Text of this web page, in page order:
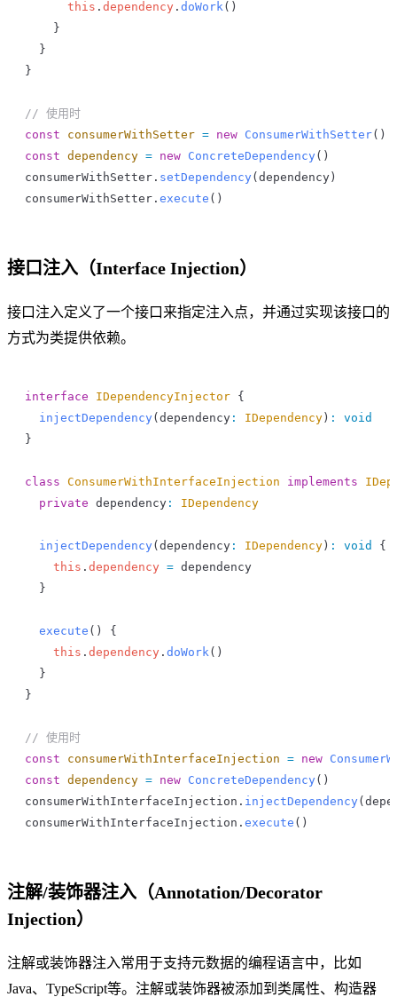
      this
. dependency . doWork ()
    }
  }
}
// 使用时
const consumerWithSetter = new ConsumerWithSetter()
const dependency = new ConcreteDependency()
consumerWithSetter . setDependency( dependency )
consumerWithSetter . execute ()
接口注入（Interface Injection）
接口注入定义了一个接口来指定注入点，并通过实现该接口的
方式为类提供依赖。
interface IDependencyInjector {
  injectDependency
( dependency : IDependency ) :
void
}
class ConsumerWithInterfaceInjection implements
  private
dependency : IDependency
  injectDependency
( dependency : IDependency ) : void
{
    this
. dependency = dependency
  }
  execute
() {
    this
. dependency . doWork ()
  }
}
// 使用时
const consumerWithInterfaceInjection = new
const dependency = new ConcreteDependency()
consumerWithInterfaceInjection . injectDependency(
consumerWithInterfaceInjection . execute ()
注解/装饰器注入（Annotation/Decorator
Injection）
注解或装饰器注入常用于支持元数据的编程语言中，比如
Java、TypeScript等。注解或装饰器被添加到类属性、构造器